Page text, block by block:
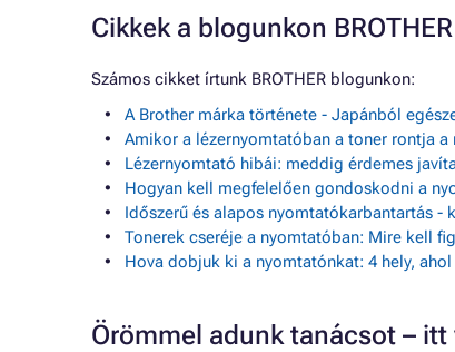
Cikkek a blogunkon
Számos cikket írtunk BROTHER blogunkon:
A Brother márka története - Japánból
Amikor a lézernyomtatóban a toner rontja
Lézernyomtató hibái: meddig érdemes
Hogyan kell megfelelően gondoskodni a
Időszerű és alapos nyomtatókarbantartás -
Tonerek cseréje a nyomtatóban: Mire kell
Hova dobjuk ki a nyomtatónkat: 4 hely,
Örömmel adunk tanácsot – itt